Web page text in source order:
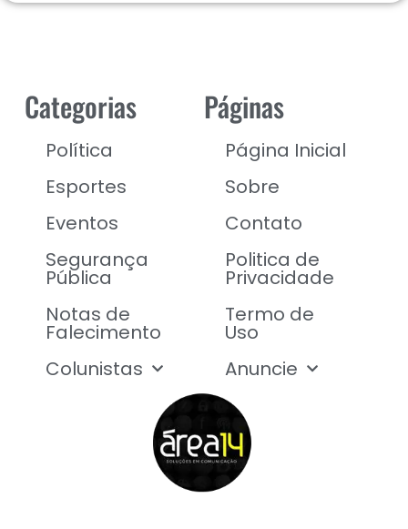
Categorias
Política
Esportes
Eventos
Segurança
Pública
Notas de
Falecimento
Colunistas
Páginas
Página Inicial
Sobre
Contato
Politica de
Privacidade
Termo de
Uso
Anuncie